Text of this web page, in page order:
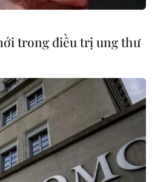
thêm
XÃ VIỆT NAM
DUẨN
THỊ TÁM, KHÚC THANH
trong điều trị ung thư